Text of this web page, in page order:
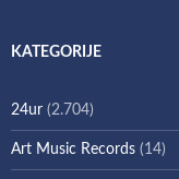
KATEGORIJE
24ur (2.704)
Art Music Records (14)